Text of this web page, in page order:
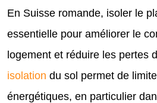
En Suisse romande, isoler le
essentielle pour améliorer le
logement et réduire les pertes
isolation du sol permet de
énergétiques, en particulier